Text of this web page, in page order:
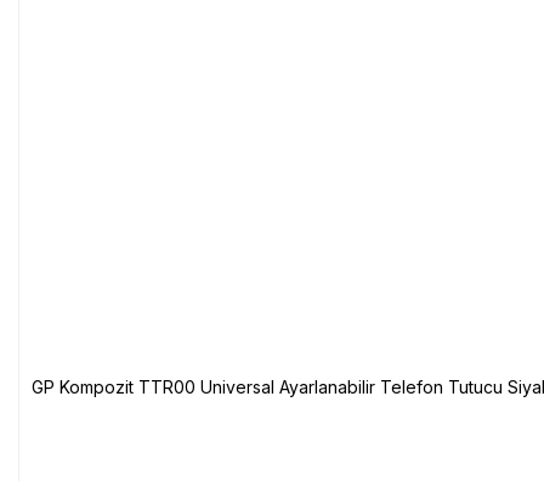
GP Kompozit TTR00 Universal Ayarlanabilir Telefon Tutucu